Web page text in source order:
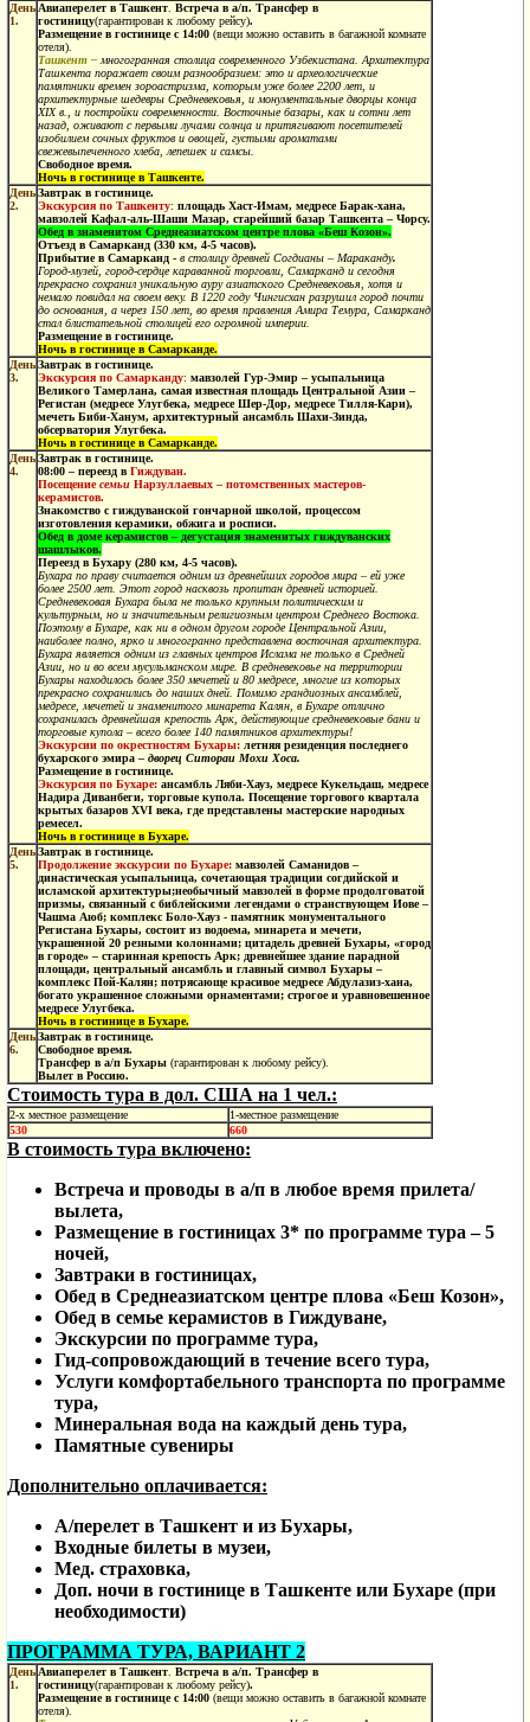
День
1.
Авиаперелет в Ташкент Встреча в а/п. Трансфер в
гостиницу(гарантирован к любому рейсу).
Размещение в гостиницеc 14:00 (вещи можно оставить в багажной комнате
отеля).
Ташкент – многогранная столица современного Узбекистана. Архитектура
Ташкента поражает своим разнообразием: это и археологические
памятники времен зороастризма, которым уже более 2200 лет, и
архитектурные шедевры Средневековья, и монументальные дворцы конца
XIX в., и постройки современности. Восточные базары, как и сотни лет
назад, оживают с первыми лучами солнца и притягивают посетителей
изобилием сочных фруктов и овощей, густыми ароматами
свежевыпеченного хлеба, лепешек и самсы.
Свободное время.
Ночь в гостинице в Ташкенте.
День
2.
Завтрак в гостинице.
Экскурсия по Ташкенту: площадь Хаст-Имам, медресе Барак-хана,
мавзолей Кафал-аль-Шаши Мазар, старейший базар Ташкента – Чорсу.
Обед в знаменитом Среднеазиатском центре плова «Беш Козон».
Отъезд в Самарканд (330 км, 4-5 часов).
Прибытие в Самарканд - в столицу древней Согдианы – Мараканду.
Город-музей, город-сердце караванной торговли, Самарканд и сегодня
прекрасно сохранил уникальную ауру азиатского Средневековья, хотя и
немало повидал на своем веку. В 1220 году Чингисхан разрушил город почти
до основания, а через 150 лет, во время правления Амира Темура, Самарканд
стал блистательной столицей его огромной империи.
Размещение в гостинице.
Ночь в гостинице в Самарканде.
День
3.
Завтрак в гостинице.
Экскурсия по Самарканду: мавзолей Гур-Эмир – усыпальница
Великого Тамерлана, самая известная площадь Центральной Азии –
Регистан (медресе Улугбека, медресе Шер-Дор, медресе Тилля-Кари),
мечеть Биби-Ханум, архитектурный ансамбль Шахи-Зинда,
обсерватория Улугбека.
Ночь в гостинице в Самарканде.
День
4.
Завтрак в гостинице.
08:00 – переезд в Гиждуван.
Посещениесемьи Нарзуллаевых – потомственных мастеров-
керамистов.
Знакомство с гиждуванской гончарной школой, процессом
изготовления керамики, обжига и росписи.
Обед в доме керамистов – дегустация знаменитых гиждуванских
шашлыков.
Переезд в Бухару (280 км, 4-5 часов).
Бухара по праву считается одним из древнейших городов мира – ей уже
более 2500 лет. Этот город насквозь пропитан древней историей.
Средневековая Бухара была не только крупным политическим и
культурным, но и значительным религиозным центром Среднего Востока.
Поэтому в Бухаре, как ни в одном другом городе Центральной Азии,
наиболее полно, ярко и многогранно представлена восточная архитектура.
Бухара является одним из главных центров Ислама не только в Средней
Азии, но и во всем мусульманском мире. В средневековье на территории
Бухары находилось более 350 мечетей и 80 медресе, многие из которых
прекрасно сохранились до наших дней. Помимо грандиозных ансамблей,
медресе, мечетей и знаменитого минарета Калян, в Бухаре отлично
сохранилась древнейшая крепость Арк, действующие средневековые бани и
торговые купола – всего более 140 памятников архитектуры!
Экскурсии по окрестностям Бухары: летняя резиденция последнего
бухарского эмира – дворец Ситораи Мохи Хоса.
Размещение в гостинице.
Экскурсия по Бухаре: ансамбль Ляби-Хауз, медресе Кукельдаш, медресе
Надира Диванбеги, торговые купола. Посещение торгового квартала
крытых базаров XVI века, где представлены мастерские народных
ремесел.
Ночь в гостинице в Бухаре.
День
5.
Завтрак в гостинице.
Продолжение экскурсии по Бухаре: мавзолей Саманидов –
династическая усыпальница, сочетающая традиции согдийской и
исламской архитектуры;необычный мавзолей в форме продолговатой
призмы, связанный с библейскими легендами о странствующем Иове –
Чашма Аюб; комплекс Боло-Хауз - памятник монументального
Регистана Бухары, состоит из водоема, минарета и мечети,
украшенной 20 резными колоннами; цитадель древней Бухары, «город
в городе» – старинная крепость Арк; древнейшее здание парадной
площади, центральный ансамбль и главный символ Бухары –
комплекс Пой-Калян; потрясающе красивое медресе Абдулазиз-хана,
богато украшенное сложными орнаментами; строгое и уравновешенное
медресе Улугбека.
Ночь в гостинице в Бухаре.
День
6.
Завтрак в гостинице.
Свободное время.
Трансфер в а/п Бухары (гарантирован к любому рейсу).
Вылет в Россию.
Стоимость тура в дол. США на 1 чел.:
2-х местное размещение
1-местное размещение
530
660
В стоимость тура включено:
Встреча и проводы в а/п в любое время прилета/
вылета,
Размещение в гостиницах 3* по программе тура – 5
ночей,
Завтраки в гостиницах,
Обед в Среднеазиатском центре плова «Беш Козон»,
Обед в семье керамистов в Гиждуване,
Экскурсии по программе тура,
Гид-сопровождающий в течение всего тура,
Услуги комфортабельного транспорта по программе
тура,
Минеральная вода на каждый день тура,
Памятные сувениры
Дополнительно оплачивается:
А/перелет в Ташкент и из Бухары,
Входные билеты в музеи,
Мед. страховка,
Доп. ночи в гостинице в Ташкенте или Бухаре (при
необходимости)
ПРОГРАММА ТУРА, ВАРИАНТ 2
День
1.
Авиаперелет в Ташкент Встреча в а/п. Трансфер в
гостиницу(гарантирован к любому рейсу).
Размещение в гостиницеc 14:00 (вещи можно оставить в багажной комнате
отеля).